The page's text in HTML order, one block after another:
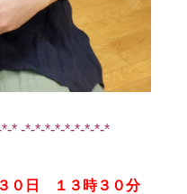
* -*-*-*-*-*-*-*-*-*
０日 １３時３０分